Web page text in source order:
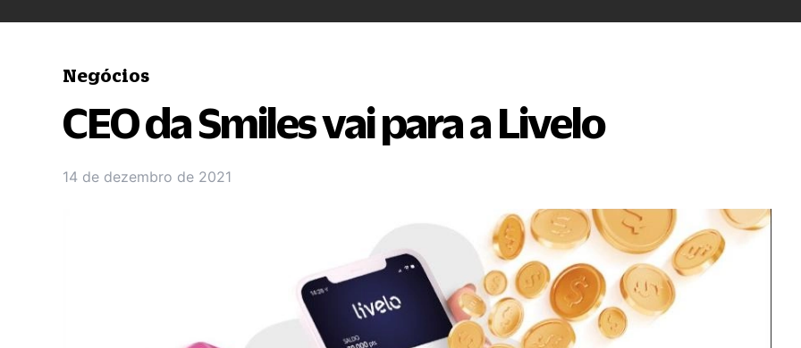
Negócios
CEO da Smiles vai para a Livelo
14 de dezembro de 2021